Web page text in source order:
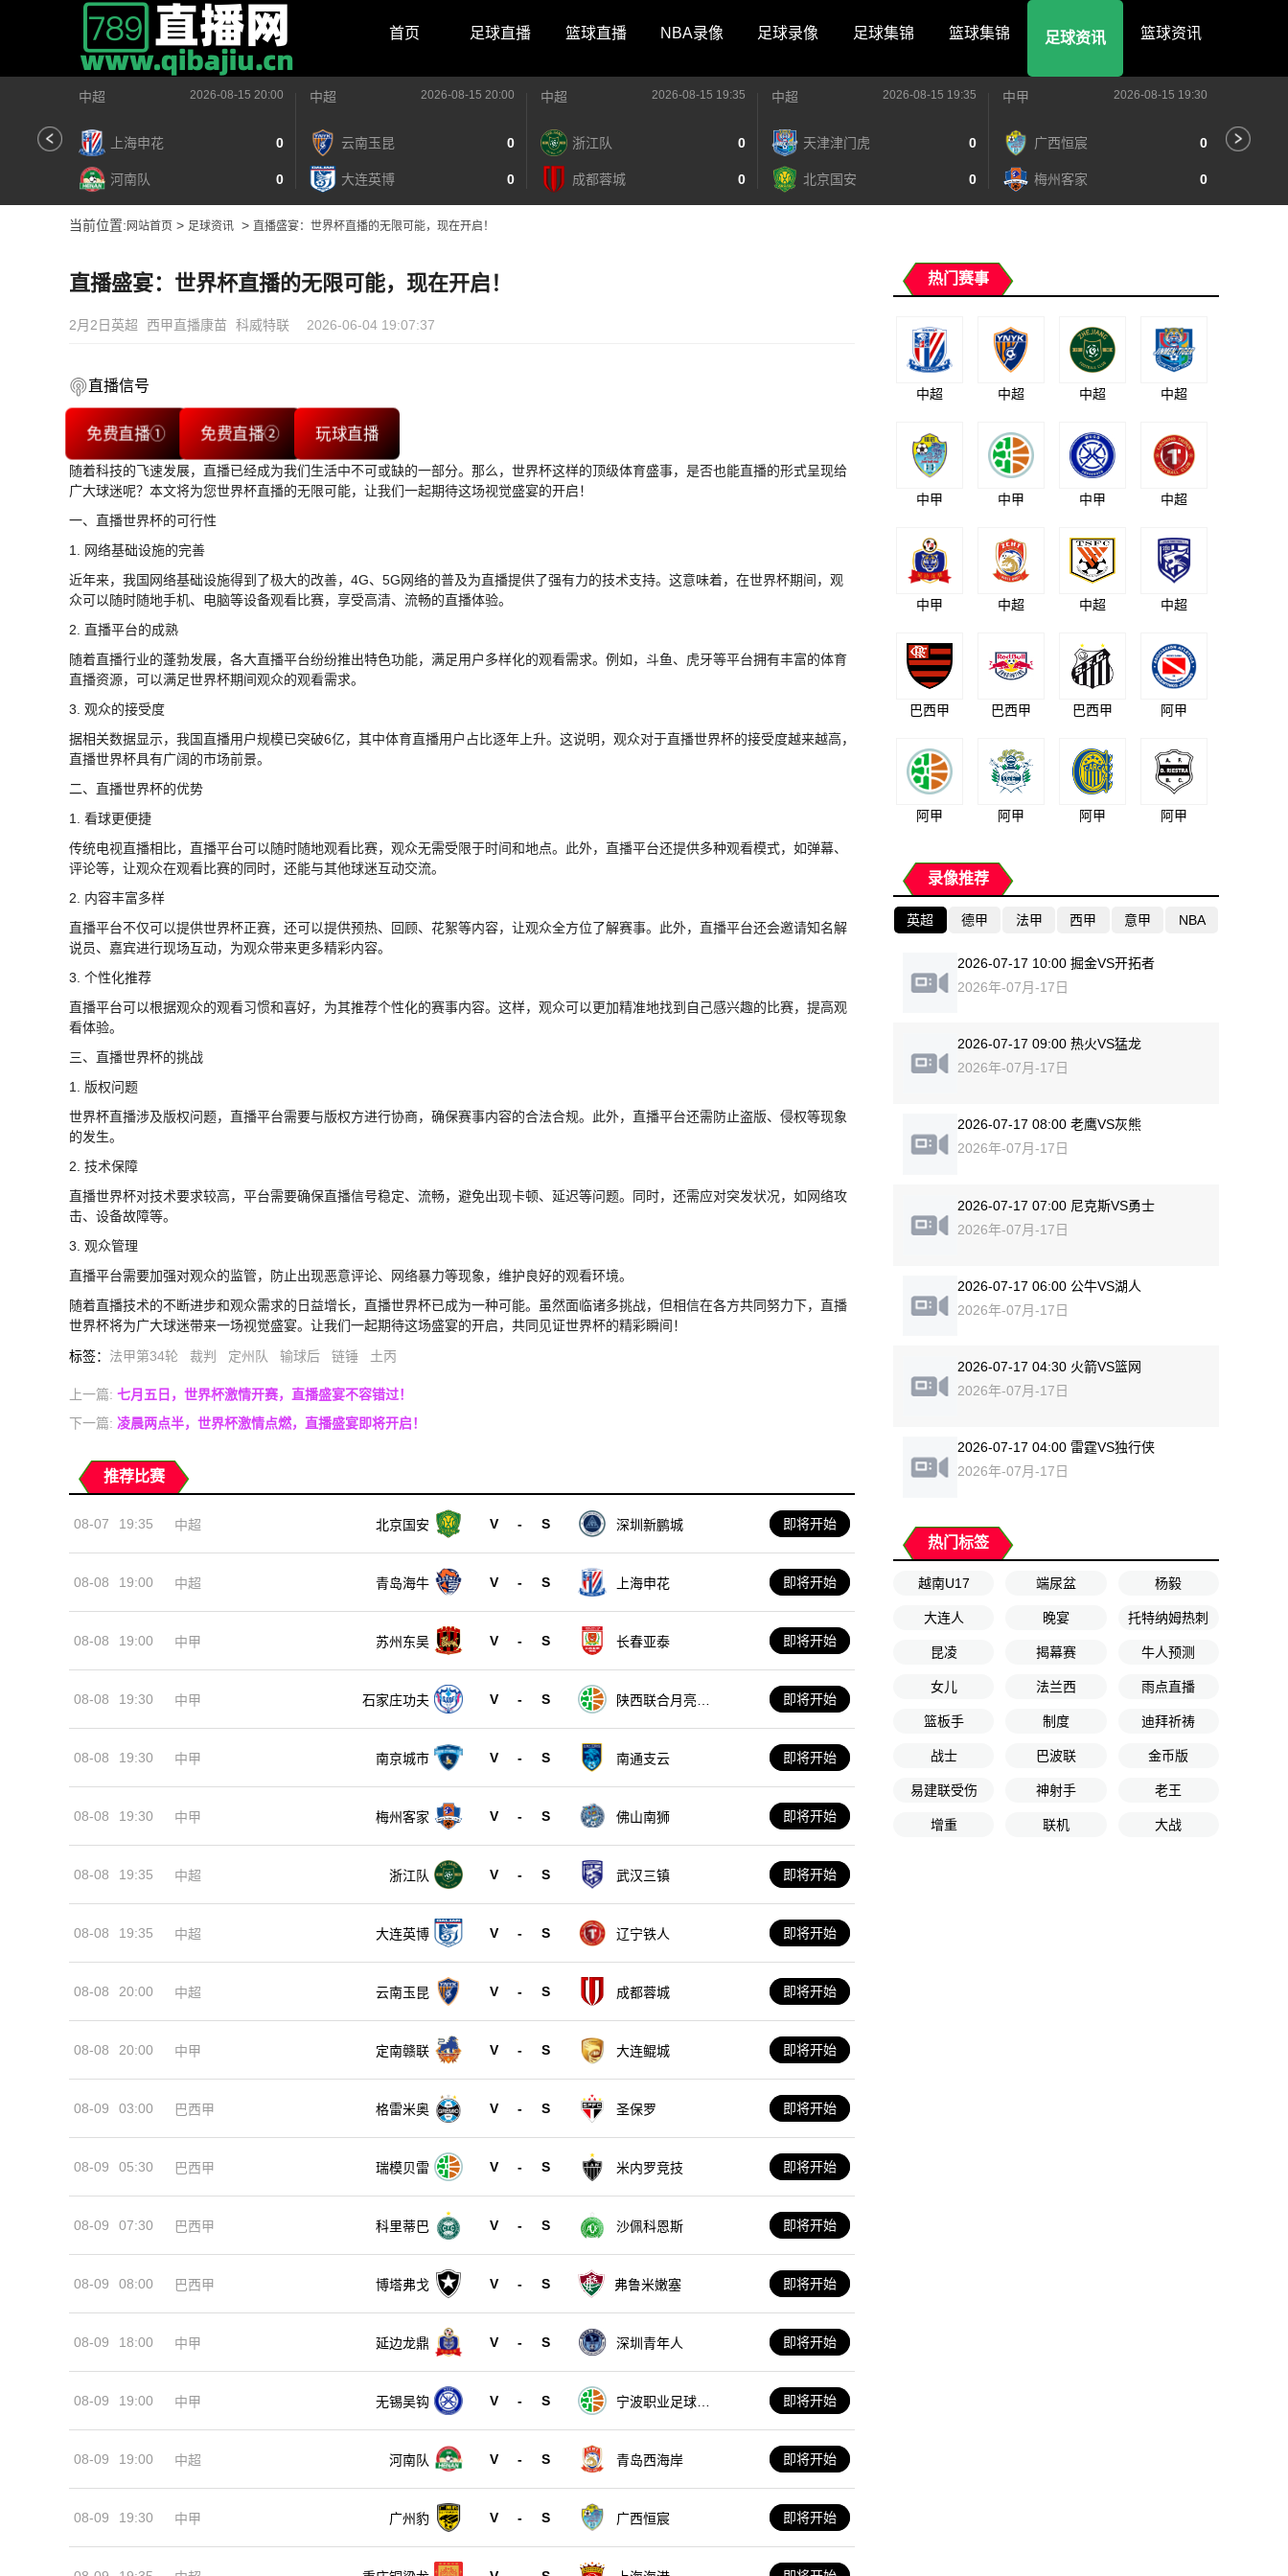
首页 足球直播 篮球直播 NBA录像 足球录像 足球集锦 篮球集锦 足球资讯 篮球资讯
中超 2026-08-15 20:00
上海申花 0
河南队 0
中超 2026-08-15 20:00
云南玉昆 0
大连英博 0
中超 2026-08-15 19:35
浙江队 0
成都蓉城 0
中超 2026-08-15 19:35
天津津门虎 0
北京国安 0
中甲 2026-08-15 19:30
广西恒宸 0
梅州客家 0
当前位置: 网站首页 > 足球资讯 > 直播盛宴：世界杯直播的无限可能，现在开启！
直播盛宴：世界杯直播的无限可能，现在开启！
2月2日英超 西甲直播康苗 科威特联 2026-06-04 19:07:37
直播信号
免费直播① 免费直播② 玩球直播
随着科技的飞速发展，直播已经成为我们生活中不可或缺的一部分。那么，世界杯这样的顶级体育盛事，是否也能直播的形式呈现给
广大球迷呢？本文将为您世界杯直播的无限可能，让我们一起期待这场视觉盛宴的开启！
一、直播世界杯的可行性
1. 网络基础设施的完善
近年来，我国网络基础设施得到了极大的改善，4G、5G网络的普及为直播提供了强有力的技术支持。这意味着，在世界杯期间，观
众可以随时随地手机、电脑等设备观看比赛，享受高清、流畅的直播体验。
2. 直播平台的成熟
随着直播行业的蓬勃发展，各大直播平台纷纷推出特色功能，满足用户多样化的观看需求。例如，斗鱼、虎牙等平台拥有丰富的体育
直播资源，可以满足世界杯期间观众的观看需求。
3. 观众的接受度
据相关数据显示，我国直播用户规模已突破6亿，其中体育直播用户占比逐年上升。这说明，观众对于直播世界杯的接受度越来越高，
直播世界杯具有广阔的市场前景。
二、直播世界杯的优势
1. 看球更便捷
传统电视直播相比，直播平台可以随时随地观看比赛，观众无需受限于时间和地点。此外，直播平台还提供多种观看模式，如弹幕、
评论等，让观众在观看比赛的同时，还能与其他球迷互动交流。
2. 内容丰富多样
直播平台不仅可以提供世界杯正赛，还可以提供预热、回顾、花絮等内容，让观众全方位了解赛事。此外，直播平台还会邀请知名解
说员、嘉宾进行现场互动，为观众带来更多精彩内容。
3. 个性化推荐
直播平台可以根据观众的观看习惯和喜好，为其推荐个性化的赛事内容。这样，观众可以更加精准地找到自己感兴趣的比赛，提高观
看体验。
三、直播世界杯的挑战
1. 版权问题
世界杯直播涉及版权问题，直播平台需要与版权方进行协商，确保赛事内容的合法合规。此外，直播平台还需防止盗版、侵权等现象
的发生。
2. 技术保障
直播世界杯对技术要求较高，平台需要确保直播信号稳定、流畅，避免出现卡顿、延迟等问题。同时，还需应对突发状况，如网络攻
击、设备故障等。
3. 观众管理
直播平台需要加强对观众的监管，防止出现恶意评论、网络暴力等现象，维护良好的观看环境。
随着直播技术的不断进步和观众需求的日益增长，直播世界杯已成为一种可能。虽然面临诸多挑战，但相信在各方共同努力下，直播
世界杯将为广大球迷带来一场视觉盛宴。让我们一起期待这场盛宴的开启，共同见证世界杯的精彩瞬间！
标签： 法甲第34轮 裁判 定州队 输球后 链锤 土丙
上一篇: 七月五日，世界杯激情开赛，直播盛宴不容错过！
下一篇: 凌晨两点半，世界杯激情点燃，直播盛宴即将开启！
推荐比赛
08-07 19:35 中超 北京国安 V - S 深圳新鹏城 即将开始
08-08 19:00 中超 青岛海牛 V - S 上海申花 即将开始
08-08 19:00 中甲 苏州东吴 V - S 长春亚泰 即将开始
08-08 19:30 中甲 石家庄功夫 V - S
陕西联合月亮泊
即将开始
08-08 19:30 中甲 南京城市 V - S 南通支云 即将开始
08-08 19:30 中甲 梅州客家 V - S 佛山南狮 即将开始
08-08 19:35 中超 浙江队 V - S 武汉三镇 即将开始
08-08 19:35 中超 大连英博 V - S 辽宁铁人 即将开始
08-08 20:00 中超 云南玉昆 V - S 成都蓉城 即将开始
08-08 20:00 中甲 定南赣联 V - S 大连鲲城 即将开始
08-09 03:00 巴西甲 格雷米奥 V - S 圣保罗 即将开始
08-09 05:30 巴西甲 瑞模贝雷 V - S 米内罗竞技 即将开始
08-09 07:30 巴西甲 科里蒂巴 V - S 沙佩科恩斯 即将开始
08-09 08:00 巴西甲 博塔弗戈 V - S 弗鲁米嫩塞 即将开始
08-09 18:00 中甲 延边龙鼎 V - S 深圳青年人 即将开始
08-09 19:00 中甲 无锡吴钩 V - S
宁波职业足球俱
即将开始
08-09 19:00 中超 河南队 V - S 青岛西海岸 即将开始
08-09 19:30 中甲 广州豹 V - S 广西恒宸 即将开始
热门赛事
中超 中超 中超 中超
中甲 中甲 中甲 中超
中甲 中超 中超 中超
巴西甲 巴西甲 巴西甲 阿甲
阿甲 阿甲 阿甲 阿甲
录像推荐
英超 德甲 法甲 西甲 意甲 NBA
2026-07-17 10:00 掘金VS开拓者
2026年-07月-17日
2026-07-17 09:00 热火VS猛龙
2026年-07月-17日
2026-07-17 08:00 老鹰VS灰熊
2026年-07月-17日
2026-07-17 07:00 尼克斯VS勇士
2026年-07月-17日
2026-07-17 06:00 公牛VS湖人
2026年-07月-17日
2026-07-17 04:30 火箭VS篮网
2026年-07月-17日
2026-07-17 04:00 雷霆VS独行侠
2026年-07月-17日
热门标签
越南U17 端尿盆 杨毅
大连人 晚宴 托特纳姆热刺
昆凌 揭幕赛 牛人预测
女儿 法兰西 雨点直播
篮板手 制度 迪拜祈祷
战士 巴波联 金币版
易建联受伤 神射手 老王
增重 联机 大战